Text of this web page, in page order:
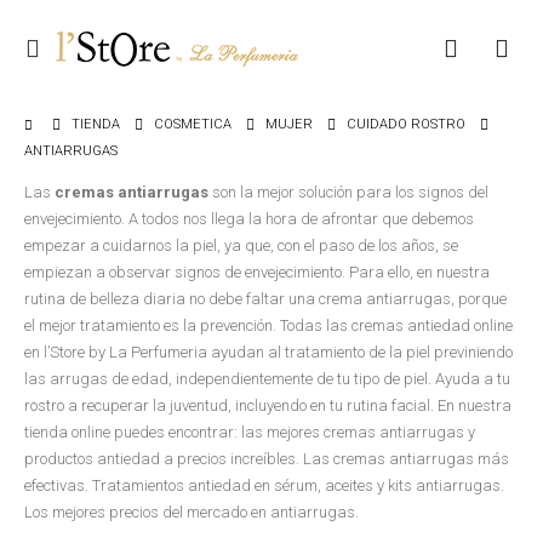
TIENDA COSMETICA MUJER
CUIDADO ROSTRO
ANTIARRUGAS
Las cremas antiarrugas son la mejor solución para los signos del
envejecimiento. A todos nos llega la hora de afrontar que debemos
empezar a cuidarnos la piel, ya que, con el paso de los años, se
empiezan a observar signos de envejecimiento. Para ello, en nuestra
rutina de belleza diaria no debe faltar una crema antiarrugas, porque
el mejor tratamiento es la prevención. Todas las cremas antiedad online
en l’Store by La Perfumeria ayudan al tratamiento de la piel previniendo
las arrugas de edad, independientemente de tu tipo de piel. Ayuda a tu
rostro a recuperar la juventud, incluyendo en tu rutina facial. En nuestra
tienda online puedes encontrar: las mejores cremas antiarrugas y
productos antiedad a precios increíbles. Las cremas antiarrugas más
efectivas. Tratamientos antiedad en sérum, aceites y kits antiarrugas.
Los mejores precios del mercado en antiarrugas.